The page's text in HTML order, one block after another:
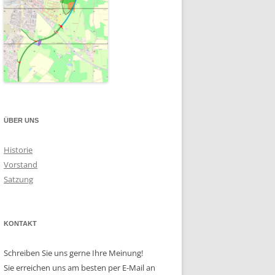
ÜBER UNS
Historie
Vorstand
Satzung
KONTAKT
Schreiben Sie uns gerne Ihre Meinung!
Sie erreichen uns am besten per E-Mail an